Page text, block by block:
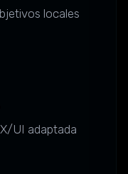
locales
UI adaptada